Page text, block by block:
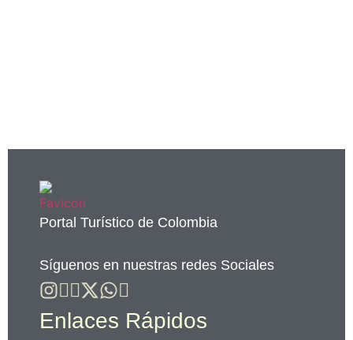
Portal Turístico de Colombia
Síguenos en nuestras redes Sociales
Enlaces Rápidos